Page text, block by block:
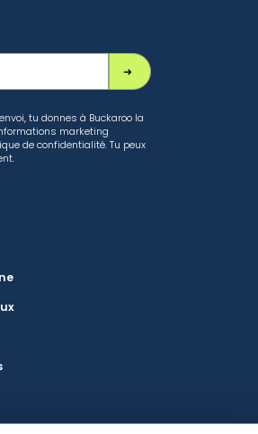
tu donnes à Buckaroo la
marketing
de confidentialité. Tu peux